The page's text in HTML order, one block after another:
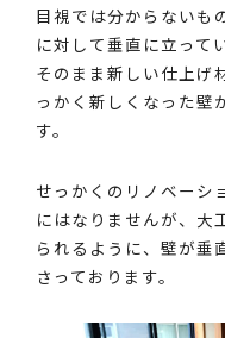
目視では分からないも
に対して垂直に立って
そのまま新しい仕上げ
っかく新しくなった壁
す。
せっかくのリノベーシ
にはなりませんが、大
られるように、壁が垂
さっております。